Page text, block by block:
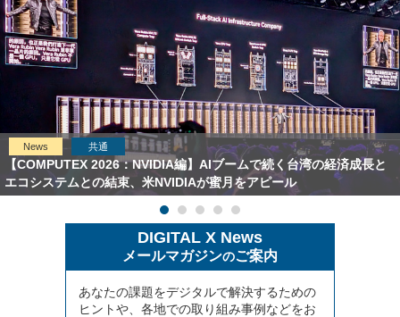
News 共通
【COMPUTEX 2026：NVIDIA編】AIブームで続く台湾の経済成長と
エコシステムとの結束、米NVIDIAが蜜月をアピール
DIGITAL X News
メールマガジンのご案内
あなたの課題をデジタルで解決するための
ヒントや、各地での取り組み事例などをお